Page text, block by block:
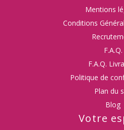
Mentions
Conditions
F.A.Q.
F.A.Q.
Politique de
Plan du
Blog
Votre